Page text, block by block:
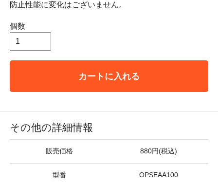
防止性能に変化はございません。
個数
カートに入れる
その他の詳細情報
販売価格 880円(税込)
型番 OPSEAA100